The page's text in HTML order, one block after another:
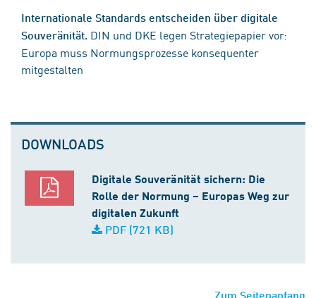
Internationale Standards entscheiden über digitale
Souveränität. DIN und DKE legen Strategiepapier vor:
Europa muss Normungsprozesse konsequenter
mitgestalten
DOWNLOADS
Digitale Souveränität sichern: Die
Rolle der Normung – Europas Weg zur
digitalen Zukunft
PDF (721 KB)
Zum Seitenanfang